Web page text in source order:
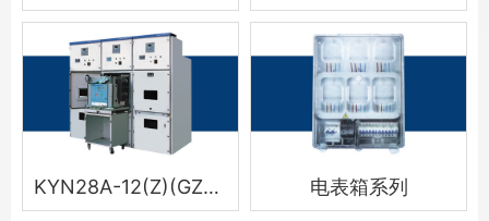
KYN28A-12(Z)(GZS1) 铠装移开式交流金属封闭开关设备 电表箱系列